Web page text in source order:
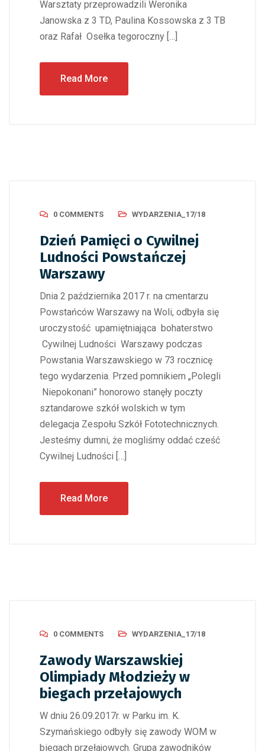
Warsztaty przeprowadzili Weronika
Janowska z 3 TD, Paulina Kossowska z 3 TB
oraz Rafał Osełka tegoroczny […]
Read More
0 COMMENTS WYDARZENIA_17/18
Dzień Pamięci o Cywilnej
Ludności Powstańczej
Warszawy
Dnia 2 października 2017 r. na cmentarzu
Powstańców Warszawy na Woli, odbyła się
uroczystość upamiętniająca bohaterstwo
Cywilnej Ludności Warszawy podczas
Powstania Warszawskiego w 73 rocznicę
tego wydarzenia. Przed pomnikiem „Polegli
Niepokonani” honorowo stanęły poczty
sztandarowe szkół wolskich w tym
delegacja Zespołu Szkół Fototechnicznych.
Jesteśmy dumni, że mogliśmy oddać cześć
Cywilnej Ludności […]
Read More
0 COMMENTS WYDARZENIA_17/18
Zawody Warszawskiej
Olimpiady Młodzieży w
biegach przełajowych
W dniu 26.09.2017r. w Parku im. K.
Szymańskiego odbyły się zawody WOM w
biegach przełajowych. Grupa zawodników